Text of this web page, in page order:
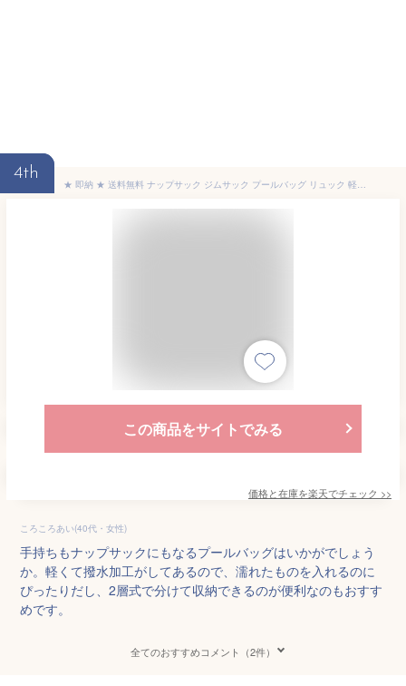
4th
★ 即納 ★ 送料無料 ナップサック ジムサック プールバッグ リュック 軽量 男女兼用 水泳 運動 部活動 旅行 修学旅行 アウトドア ビーチ遊び シューズ収納 防水 撥水 シンプル メンズ レディース BB869
この商品をサイトでみる
価格と在庫を楽天でチェック >>
ころころあい(40代・女性)
手持ちもナップサックにもなるプールバッグはいかがでしょう
か。軽くて撥水加工がしてあるので、濡れたものを入れるのに
ぴったりだし、2層式で分けて収納できるのが便利なのもおすす
めです。
全てのおすすめコメント（2件）